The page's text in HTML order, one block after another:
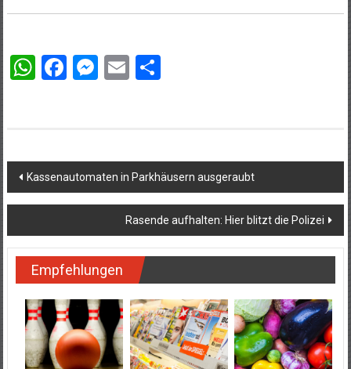
WhatsApp
Facebook
Messenger
EmailTeilen
Beitragsnavigation
Kassenautomaten in Parkhäusern ausgeraubt
Rasende aufhalten: Hier blitzt die Polizei
Empfehlungen